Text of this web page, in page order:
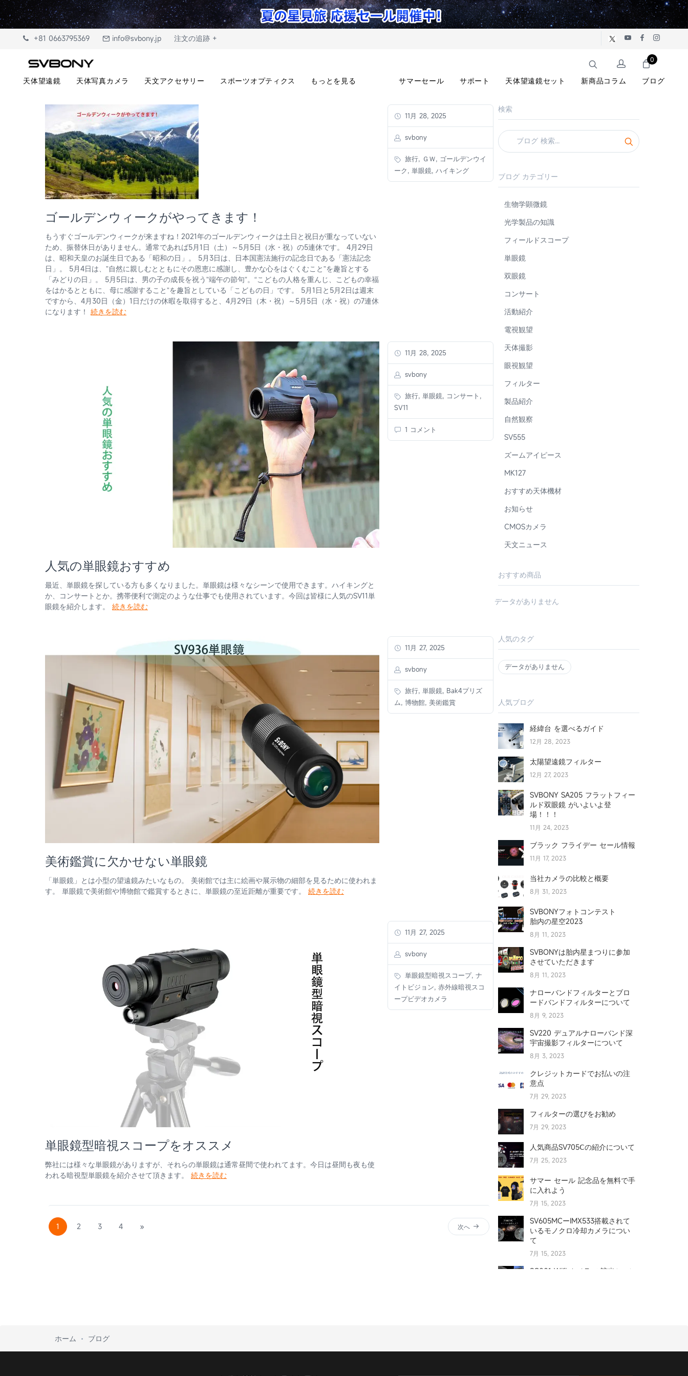
+81 0663795369 info@svbony.jp 注文の追跡 +
天体望遠鏡 天体写真カメラ 天文アクセサリー スポーツオプティクス もっとを見る サマーセール サポート 天体望遠鏡セット 新商品コラム ブログ
0
11月 28, 2025
svbony
旅行, ＧＷ, ゴールデンウイ
ーク, 単眼鏡, ハイキング
ゴールデンウィークがやってきます！
もうすぐゴールデンウィークが来ますね！2021年のゴールデンウィークは土日と祝日が重なっていない
ため、振替休日がありません。通常であれば5月1日（土）～5月5日（水・祝）の5連休です。 4月29日
は、昭和天皇のお誕生日である「昭和の日」。 5月3日は、日本国憲法施行の記念日である「憲法記念
日」。 5月4日は、”自然に親しむとともにその恩恵に感謝し、豊かな心をはぐくむこと”を趣旨とする
「みどりの日」。 5月5日は、男の子の成長を祝う”端午の節句”。“こどもの人格を重んじ、こどもの幸福
をはかるとともに、母に感謝すること”を趣旨としている「こどもの日」です。 5月1日と5月2日は週末
ですから、4月30日（金）1日だけの休暇を取得すると、4月29日（木・祝）～5月5日（水・祝）の7連休
になります！ 続きを読む
11月 28, 2025
svbony
旅行, 単眼鏡, コンサート,
SV11
1 コメント
人気の単眼鏡おすすめ
最近、単眼鏡を探している方も多くなりました。単眼鏡は様々なシーンで使用できます。ハイキングと
か、コンサートとか。携帯便利で測定のような仕事でも使用されています。今回は皆様に人気のSV11単
眼鏡を紹介します。 続きを読む
11月 27, 2025
svbony
旅行, 単眼鏡, Bak4プリズ
ム, 博物館, 美術鑑賞
美術鑑賞に欠かせない単眼鏡
「単眼鏡」とは小型の望遠鏡みたいなもの。 美術館では主に絵画や展示物の細部を見るために使われま
す。 単眼鏡で美術館や博物館で鑑賞するときに、単眼鏡の至近距離が重要です。 続きを読む
11月 27, 2025
svbony
単眼鏡型暗視スコープ, ナ
イトビジョン, 赤外線暗視スコ
ープビデオカメラ
単眼鏡型暗視スコープをオススメ
弊社には様々な単眼鏡がありますが、それらの単眼鏡は通常昼間で使われてます。今日は昼間も夜も使
われる暗視型単眼鏡を紹介させて頂きます。 続きを読む
1 2 3 4 » 次へ
検索
ブログ カテゴリー
生物学顕微鏡
光学製品の知識
フィールドスコープ
単眼鏡
双眼鏡
コンサート
活動紹介
電視観望
天体撮影
眼視観望
フィルター
製品紹介
自然観察
SV555
ズームアイピース
MK127
おすすめ天体機材
お知らせ
CMOSカメラ
天文ニュース
おすすめ商品
データがありません
人気のタグ
データがありません
人気ブログ
経緯台 を選べるガイド
12月 28, 2023
太陽望遠鏡フィルター
12月 27, 2023
SVBONY SA205 フラットフィー
ルド双眼鏡 がいよいよ登
場！！！
11月 24, 2023
ブラック フライデー セール情報
11月 17, 2023
当社カメラの比較と概要
8月 31, 2023
SVBONYフォトコンテスト
胎内の星空2023
8月 11, 2023
SVBONYは胎内星まつりに参加
させていただきます
8月 11, 2023
ナローバンドフィルターとブロ
ードバンドフィルターについて
8月 9, 2023
SV220 デュアルナローバンド深
宇宙撮影フィルターについて
8月 3, 2023
クレジットカードでお払いの注
意点
7月 29, 2023
フィルターの選びをお勧め
7月 29, 2023
人気商品SV705Ⅽの紹介について
7月 25, 2023
サマー セール 記念品を無料で手
に入れよう
7月 15, 2023
SV605MCーIMX533搭載されて
いるモノクロ冷却カメラについ
て
7月 15, 2023
SC001 Wifi カメラ の該当シーン
SV550 122MM アクセサリ(初
ホーム ブログ